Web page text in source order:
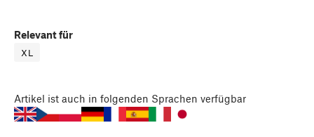
Relevant für
XL
Artikel ist auch in folgenden Sprachen verfügbar